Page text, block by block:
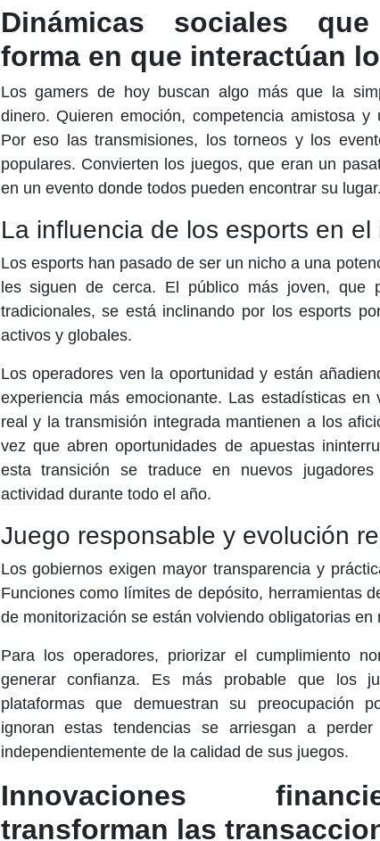
Dinámicas sociales
forma en que interactúan
Los gamers de hoy buscan algo más que la
dinero. Quieren emoción, competencia amistosa y
Por eso las transmisiones, los torneos y los
populares. Convierten los juegos, que eran un
en un evento donde todos pueden encontrar su lugar.
La influencia de los esports en el
Los esports han pasado de ser un nicho a una
les siguen de cerca. El público más joven, que
tradicionales, se está inclinando por los esports
activos y globales.
Los operadores ven la oportunidad y están
experiencia más emocionante. Las estadísticas
real y la transmisión integrada mantienen a los
vez que abren oportunidades de apuestas
esta transición se traduce en nuevos
actividad durante todo el año.
Juego responsable y evolución
Los gobiernos exigen mayor transparencia y
Funciones como límites de depósito, herramientas
de monitorización se están volviendo obligatorias en
Para los operadores, priorizar el cumplimiento
generar confianza. Es más probable que los
plataformas que demuestran su preocupación
ignoran estas tendencias se arriesgan a perder
independientemente de la calidad de sus juegos.
Innovaciones
transforman las